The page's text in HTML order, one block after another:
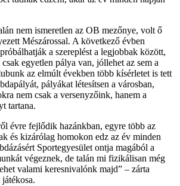
nem ismeretlen az OB mezőnye, volt ő
Mészárossal. A következő évben
a szereplést a legjobbak között,
egyetlen pálya van, jóllehet az sem a
az elmúlt években több kísérletet is tett
pályákat létesítsen a városban,
nem csak a versenyzőink, hanem a
tartana.
évre fejlődik hazánkban, egyre több az
és kizárólag homokon edz az év minden
Sportegyesület ontja magából a
végeznek, de talán mi fizikálisan még
valami keresnivalónk majd” – zárta